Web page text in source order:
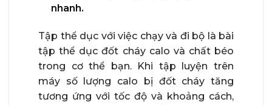
nhanh.
Tập thể dục với việc chạy và đi bộ là bài
tập thể dục đốt cháy calo và chất béo
trong cơ thể bạn. Khi tập luyện trên
máy số lượng calo bị đốt cháy tăng
tương ứng với tốc độ và khoảng cách,